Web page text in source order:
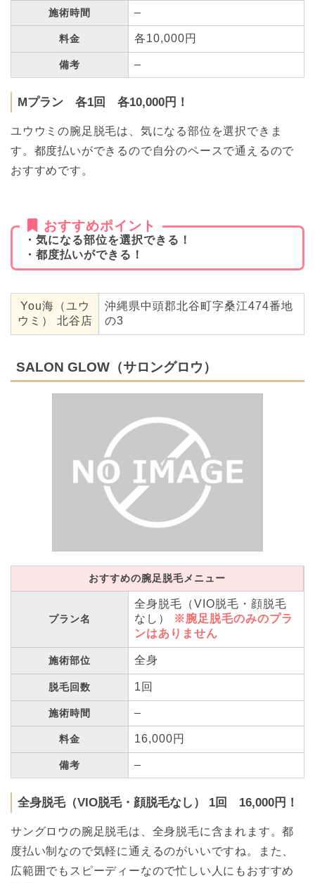
施術時間 –
料金 各10,000円
備考 –
Mプラン 各1回 各10,000円！
ユウウミの腕足脱毛は、気になる部位を選択できま
す。都度払いができるので自分のペースで通えるので
おすすめです。
おすすめポイント
・気になる部位を選択できる！
・都度払いができる！
You海（ユウ
ウミ） 北谷店
沖縄県中頭郡北谷町字桑江474番地
の3
SALON GLOW（サロングロウ）
おすすめの腕足脱毛メニュー
プラン名
全身脱毛（VIO脱毛・顔脱毛
なし）
※腕足脱毛のみのプラ
ンはありません
施術部位 全身
脱毛回数 1回
施術時間 –
料金 16,000円
備考 –
全身脱毛（VIO脱毛・顔脱毛なし） 1回 16,000円！
サングロウの腕足脱毛は、全身脱毛に含まれます。都
度払い制なので気軽に通えるのがいいですね。また、
広範囲でもスピーディーなので忙しい人にもおすすめ